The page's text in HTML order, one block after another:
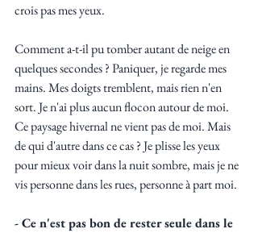
crois pas mes yeux.
Comment a-t-il pu tomber autant de neige en
quelques secondes ? Paniquer, je regarde mes
mains. Mes doigts tremblent, mais rien n'en
sort. Je n'ai plus aucun flocon autour de moi.
Ce paysage hivernal ne vient pas de moi. Mais
de qui d'autre dans ce cas ? Je plisse les yeux
pour mieux voir dans la nuit sombre, mais je ne
vis personne dans les rues, personne à part moi.
- Ce n'est pas bon de rester seule dans le